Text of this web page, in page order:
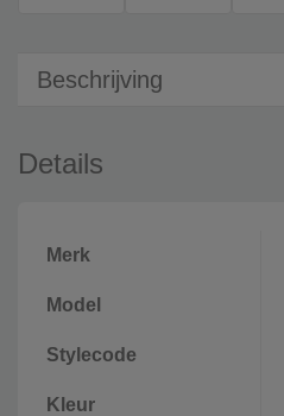
Beschrijving
Details
Merk
Model
Stylecode
Kleur